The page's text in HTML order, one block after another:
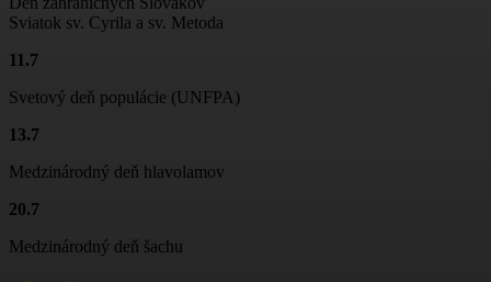
01:06
Sviatok sv. Cyrila a sv. Metoda
11.7
Svetový deň populácie (UNFPA)
13.7
Medzinárodný deň hlavolamov
20.7
Medzinárodný deň šachu